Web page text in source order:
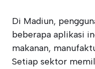
Di Madiun,
beberapa aplikasi
makanan,
Setiap sektor